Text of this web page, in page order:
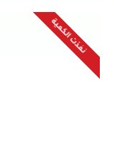
نفذت الكمية